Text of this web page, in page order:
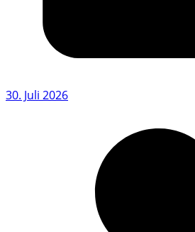
30. Juli 2026